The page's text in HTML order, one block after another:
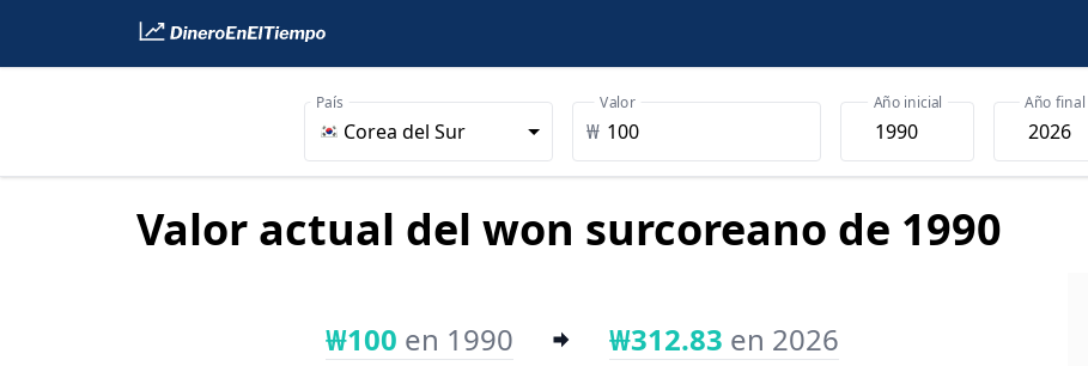
Corea del Sur
País
₩
Valor Año inicial Año final
Valor actual del won surcoreano de 1990
₩100 en 1990 ₩312.83 en 2026